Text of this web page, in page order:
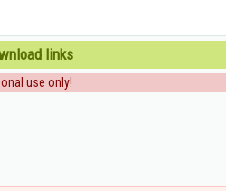
links
use only!